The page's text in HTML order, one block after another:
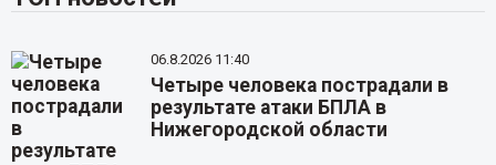
06.8.2026 11:40
Четыре человека пострадали в
результате атаки БПЛА в
Нижегородской области